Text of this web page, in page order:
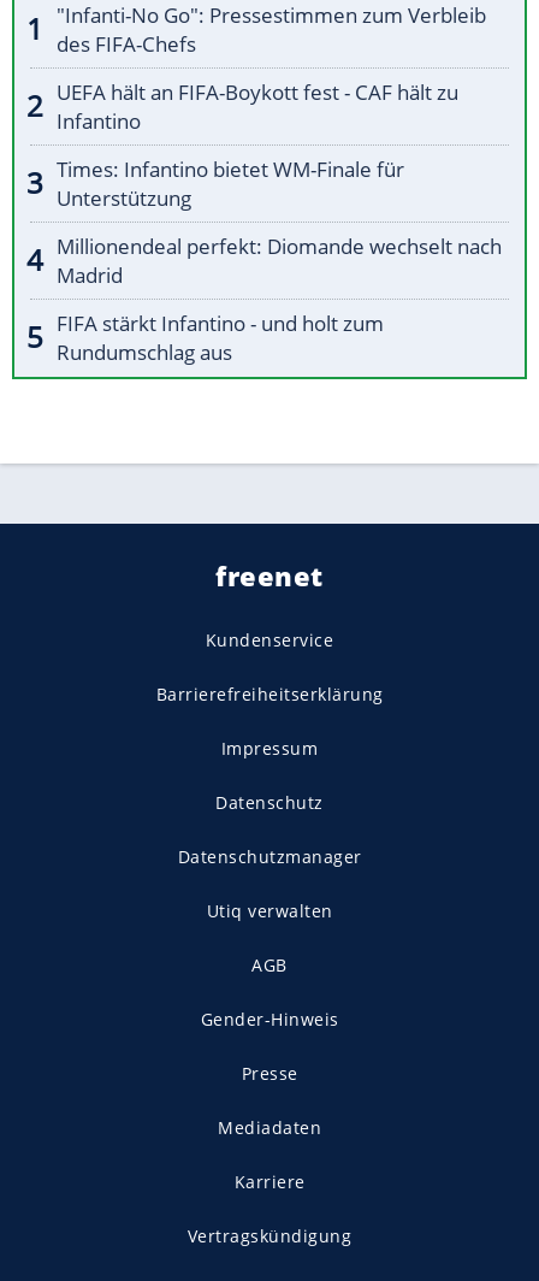
"Infanti-No Go": Pressestimmen zum Verbleib
des FIFA-Chefs
UEFA hält an FIFA-Boykott fest - CAF hält zu
Infantino
Times: Infantino bietet WM-Finale für
Unterstützung
Millionendeal perfekt: Diomande wechselt nach
Madrid
FIFA stärkt Infantino - und holt zum
Rundumschlag aus
freenet
Kundenservice
Barrierefreiheitserklärung
Impressum
Datenschutz
Datenschutzmanager
Utiq verwalten
AGB
Gender-Hinweis
Presse
Mediadaten
Karriere
Vertragskündigung